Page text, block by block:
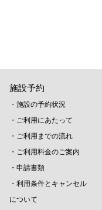
施設予約
・施設の予約状況
・ご利用にあたって
・ご利用までの流れ
・ご利用料金のご案内
・申請書類
・利用条件とキャンセル
について